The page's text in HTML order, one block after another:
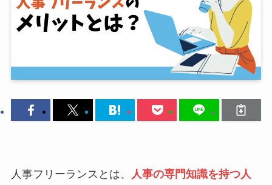
人事フリーランスとは、
人事の専門知識を持つ人